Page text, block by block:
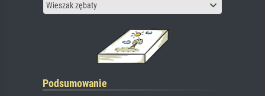
Wieszak zębaty
Podsumowanie